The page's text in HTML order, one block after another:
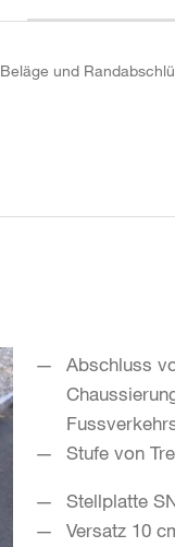
Beläge und
Abschluss
Stufe von
Stellplatte
Versatz 10